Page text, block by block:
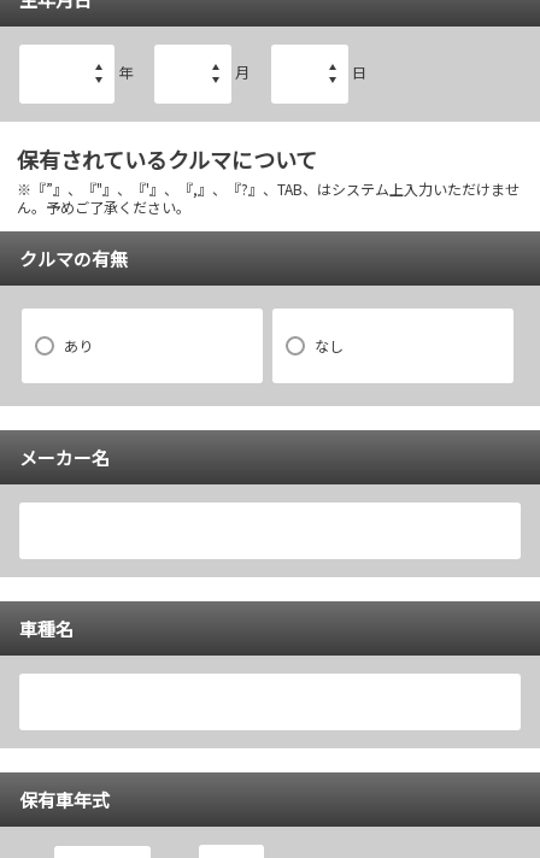
年 月 日
保有されているクルマについて
※『”』、『"』、『'』、『,』、『?』、TAB、はシステム上入力いただけませ
ん。予めご了承ください。
クルマの有無
あり なし
メーカー名
車種名
保有車年式